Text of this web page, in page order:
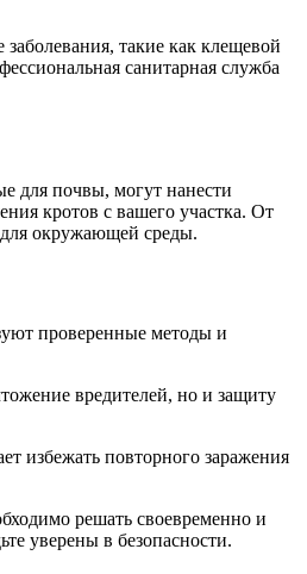
такие как клещевой
санитарная служба
для почвы, могут нанести
кротов с вашего участка. От
окружающей среды.
проверенные методы и
вредителей, но и защиту
избежать повторного заражения
решать своевременно и
уверены в безопасности.